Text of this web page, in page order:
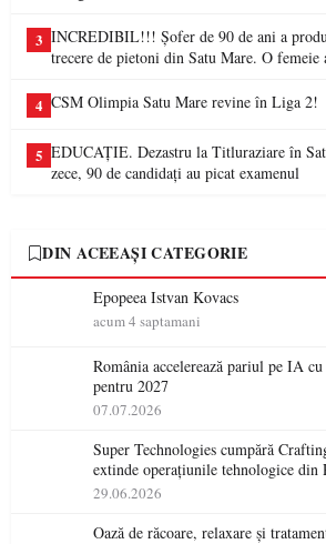
3 INCREDIBIL!!! Șofer de 90 de ani a
trecere de pietoni din Satu Mare. O femeie
4 CSM Olimpia Satu Mare revine în Liga 2!
5 EDUCAȚIE. Dezastru la Titluraziare în
zece, 90 de candidați au picat examenul
DIN ACEEAȘI CATEGORIE
Epopeea Istvan Kovacs
acum 4 saptamani
România accelerează pariul pe IA
pentru 2027
07.07.2026
Super Technologies cumpără
extinde operațiunile tehnologice din
29.06.2026
Oază de răcoare, relaxare și